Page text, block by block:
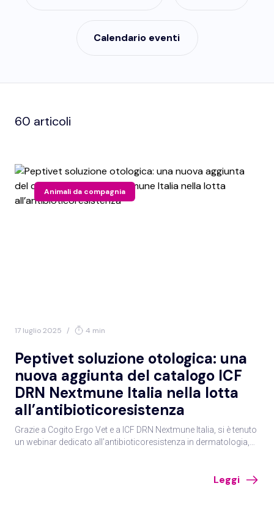
Calendario eventi
60 articoli
Animali da compagnia
17 luglio 2025 / 4 min
Peptivet soluzione otologica: una
nuova aggiunta del catalogo ICF
DRN Nextmune Italia nella lotta
all’antibioticoresistenza
Grazie a Cogito Ergo Vet e a ICF DRN Nextmune Italia, si è tenuto
un webinar dedicato all’antibioticoresistenza in dermatologia,
ICF DRN Nextmune Italia: Peptivet soluzione otologica.Leggi